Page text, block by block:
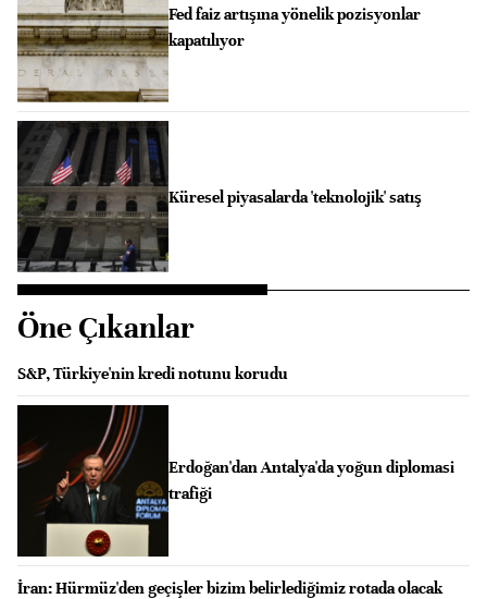
Fed faiz artışına yönelik pozisyonlar
kapatılıyor
Küresel piyasalarda 'teknolojik' satış
Öne Çıkanlar
S&P, Türkiye'nin kredi notunu korudu
Erdoğan'dan Antalya'da yoğun diplomasi
trafiği
İran: Hürmüz'den geçişler bizim belirlediğimiz rotada olacak